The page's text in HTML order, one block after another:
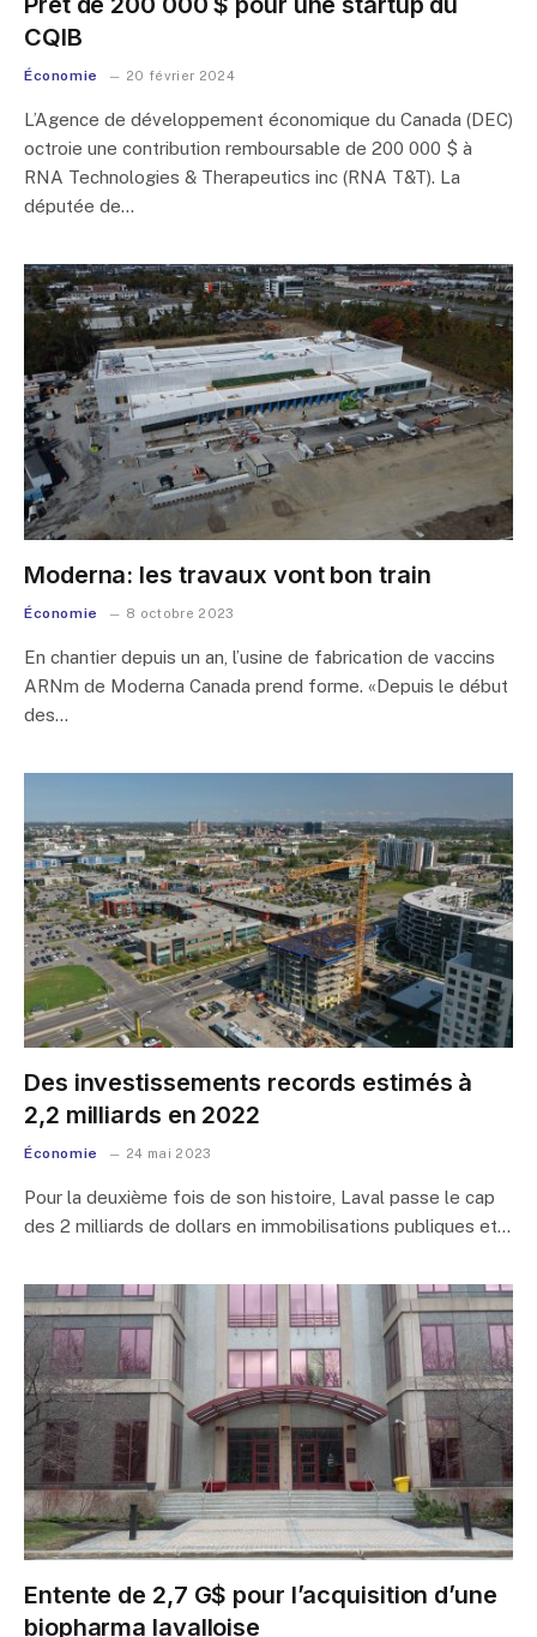
CQIB
Économie 20 février 2024
L’Agence de développement économique du Canada (DEC)
octroie une contribution remboursable de 200 000 $ à
RNA Technologies & Therapeutics inc (RNA T&T). La
députée de…
Moderna: les travaux vont bon train
Économie 8 octobre 2023
En chantier depuis un an, l’usine de fabrication de vaccins
ARNm de Moderna Canada prend forme. «Depuis le début
des…
Des investissements records estimés à
2,2 milliards en 2022
Économie 24 mai 2023
Pour la deuxième fois de son histoire, Laval passe le cap
des 2 milliards de dollars en immobilisations publiques et…
Entente de 2,7 G$ pour l’acquisition d’une
biopharma lavalloise